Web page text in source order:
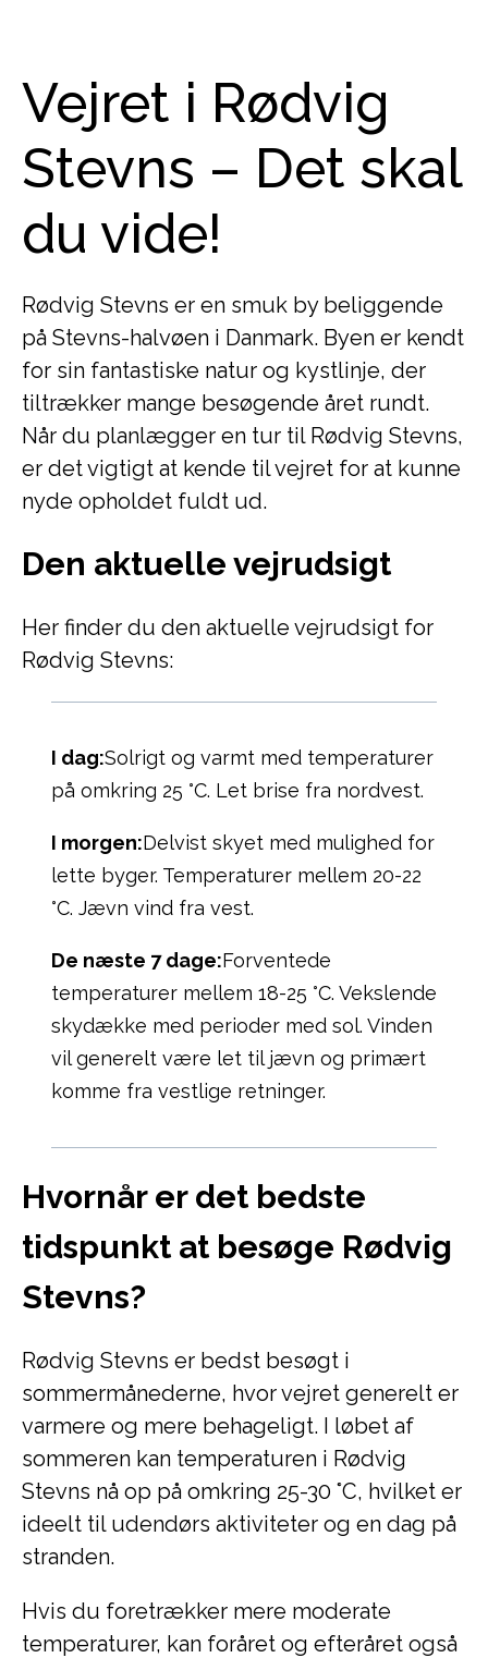
Vejret i Rødvig
Stevns – Det skal
du vide!
Rødvig Stevns er en smuk by beliggende
på Stevns-halvøen i Danmark. Byen er kendt
for sin fantastiske natur og kystlinje, der
tiltrækker mange besøgende året rundt.
Når du planlægger en tur til Rødvig Stevns,
er det vigtigt at kende til vejret for at kunne
nyde opholdet fuldt ud.
Den aktuelle vejrudsigt
Her finder du den aktuelle vejrudsigt for
Rødvig Stevns:
I dag:Solrigt og varmt med temperaturer
på omkring 25 °C. Let brise fra nordvest.
I morgen:Delvist skyet med mulighed for
lette byger. Temperaturer mellem 20-22
°C. Jævn vind fra vest.
De næste 7 dage:Forventede
temperaturer mellem 18-25 °C. Vekslende
skydække med perioder med sol. Vinden
vil generelt være let til jævn og primært
komme fra vestlige retninger.
Hvornår er det bedste
tidspunkt at besøge Rødvig
Stevns?
Rødvig Stevns er bedst besøgt i
sommermånederne, hvor vejret generelt er
varmere og mere behageligt. I løbet af
sommeren kan temperaturen i Rødvig
Stevns nå op på omkring 25-30 °C, hvilket er
ideelt til udendørs aktiviteter og en dag på
stranden.
Hvis du foretrækker mere moderate
temperaturer, kan foråret og efteråret også